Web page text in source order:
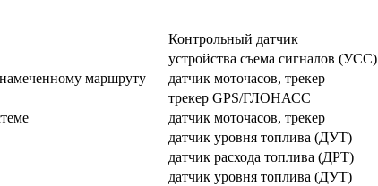
Контрольный датчик
устройства съема сигналов (УСС)
намеченному маршруту
датчик моточасов, трекер
трекер GPS/ГЛОНАСС
датчик моточасов, трекер
датчик уровня топлива (ДУТ)
датчик расхода топлива (ДРТ)
датчик уровня топлива (ДУТ)